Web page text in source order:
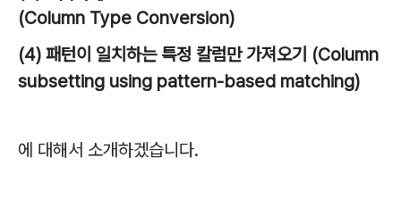
(Column Type Conversion)
(4) 패턴이 일치하는 특정 칼럼만 가져오기 (Column
subsetting using pattern-based matching)
에 대해서 소개하겠습니다.